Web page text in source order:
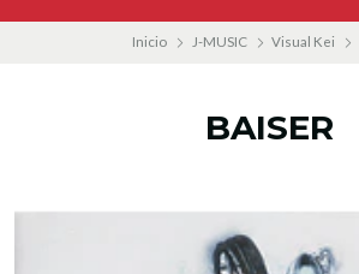
Inicio J-MUSIC Visual Kei
BAISER